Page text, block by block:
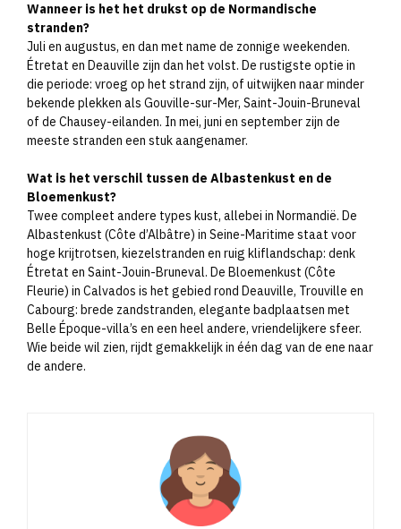
Wanneer is het het drukst op de Normandische
stranden?
Juli en augustus, en dan met name de zonnige weekenden.
Étretat en Deauville zijn dan het volst. De rustigste optie in
die periode: vroeg op het strand zijn, of uitwijken naar minder
bekende plekken als Gouville-sur-Mer, Saint-Jouin-Bruneval
of de Chausey-eilanden. In mei, juni en september zijn de
meeste stranden een stuk aangenamer.
Wat is het verschil tussen de Albastenkust en de
Bloemenkust?
Twee compleet andere types kust, allebei in Normandië. De
Albastenkust (Côte d’Albâtre) in Seine-Maritime staat voor
hoge krijtrotsen, kiezelstranden en ruig kliflandschap: denk
Étretat en Saint-Jouin-Bruneval. De Bloemenkust (Côte
Fleurie) in Calvados is het gebied rond Deauville, Trouville en
Cabourg: brede zandstranden, elegante badplaatsen met
Belle Époque-villa’s en een heel andere, vriendelijkere sfeer.
Wie beide wil zien, rijdt gemakkelijk in één dag van de ene naar
de andere.